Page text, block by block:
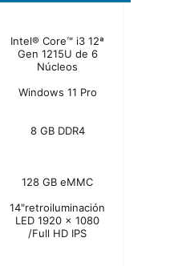
Intel® Core™ i3 12ª
Gen 1215U de 6
Núcleos
Windows 11 Pro
8 GB DDR4
128 GB eMMC
14"retroiluminación
LED 1920 x 1080
/Full HD IPS